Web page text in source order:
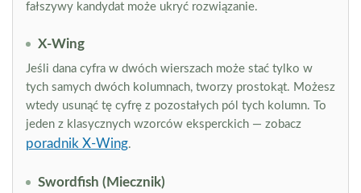
fałszywy kandydat może ukryć rozwiązanie.
X-Wing
Jeśli dana cyfra w dwóch wierszach może stać tylko w
tych samych dwóch kolumnach, tworzy prostokąt. Możesz
wtedy usunąć tę cyfrę z pozostałych pól tych kolumn. To
jeden z klasycznych wzorców eksperckich — zobacz
poradnik X-Wing.
Swordfish (Miecznik)